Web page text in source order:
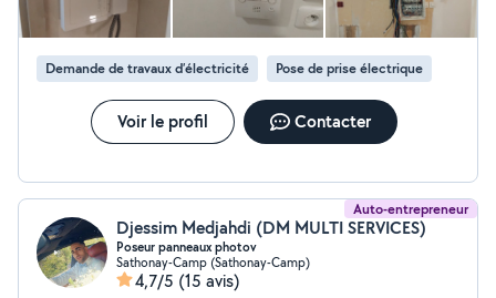
Demande de travaux d’électricité Pose de prise électrique
Voir le profil Contacter
Auto-entrepreneur
Djessim Medjahdi (DM MULTI SERVICES)
Poseur panneaux photov
Sathonay-Camp (Sathonay-Camp)
4,7/5 (15 avis)